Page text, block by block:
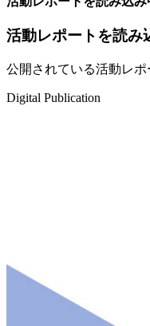
活動レポートを読み
公開されている活動レポ
Digital Publication